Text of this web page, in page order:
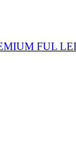
FUL